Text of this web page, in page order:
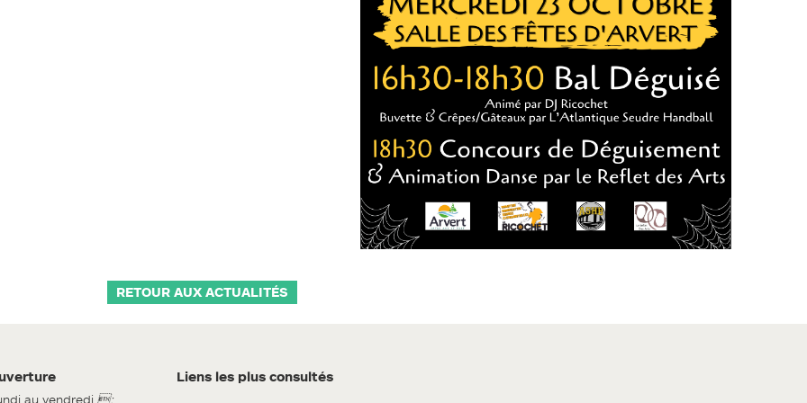
RETOUR AUX ACTUALITÉS
au vendredi :
Liens les plus consultés